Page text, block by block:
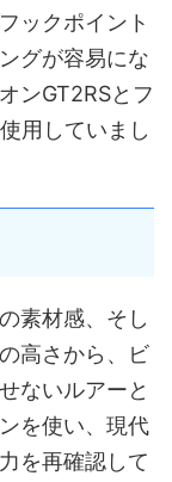
ックポイント
グが容易にな
ンGT2RSとフ
用していまし
素材感、そし
高さから、ビ
ないルアーと
を使い、現代
を再確認して